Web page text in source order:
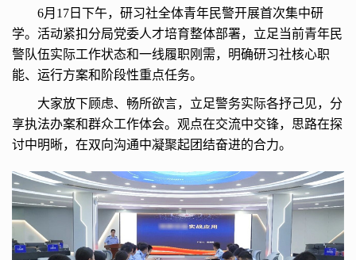
6月17日下午，研习社全体青年民警开展首次集中研
学。活动紧扣分局党委人才培育整体部署，立足当前青年民
警队伍实际工作状态和一线履职刚需，明确研习社核心职
能、运行方案和阶段性重点任务。
大家放下顾虑、畅所欲言，立足警务实际各抒己见，分
享执法办案和群众工作体会。观点在交流中交锋，思路在探
讨中明晰，在双向沟通中凝聚起团结奋进的合力。